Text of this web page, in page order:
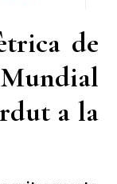
de
a la